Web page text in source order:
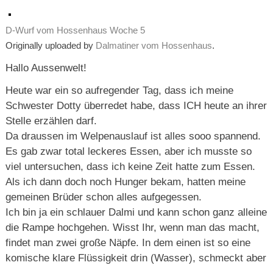
D-Wurf vom Hossenhaus Woche 5
Originally uploaded by Dalmatiner vom Hossenhaus.
Hallo Aussenwelt!
Heute war ein so aufregender Tag, dass ich meine
Schwester Dotty überredet habe, dass ICH heute an ihrer
Stelle erzählen darf.
Da draussen im Welpenauslauf ist alles sooo spannend.
Es gab zwar total leckeres Essen, aber ich musste so
viel untersuchen, dass ich keine Zeit hatte zum Essen.
Als ich dann doch noch Hunger bekam, hatten meine
gemeinen Brüder schon alles aufgegessen.
Ich bin ja ein schlauer Dalmi und kann schon ganz alleine
die Rampe hochgehen. Wisst Ihr, wenn man das macht,
findet man zwei große Näpfe. In dem einen ist so eine
komische klare Flüssigkeit drin (Wasser), schmeckt aber